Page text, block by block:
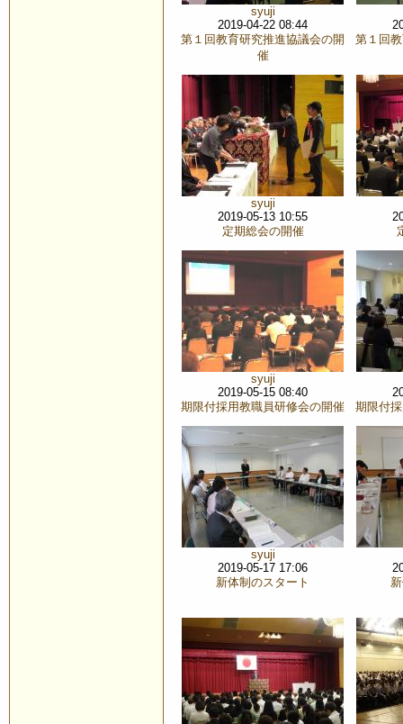
syuji
2019-04-22 08:44
第１回教育研究推進協議会の開
催
第１回
syuji
2019-05-13 10:55
定期総会の開催
syuji
2019-05-15 08:40
期限付採用教職員研修会の開催
期限付
syuji
2019-05-17 17:06
新体制のスタート